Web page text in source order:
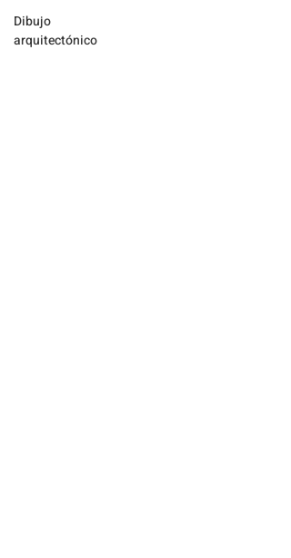
Dibujo
arquitectónico